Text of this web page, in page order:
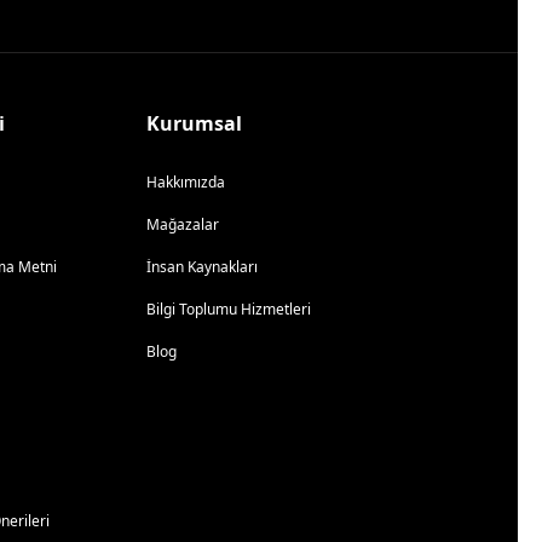
Metni
Kurumsal
Hakkımızda
Mağazalar
İnsan Kaynakları
Bilgi Toplumu Hizmetleri
Blog